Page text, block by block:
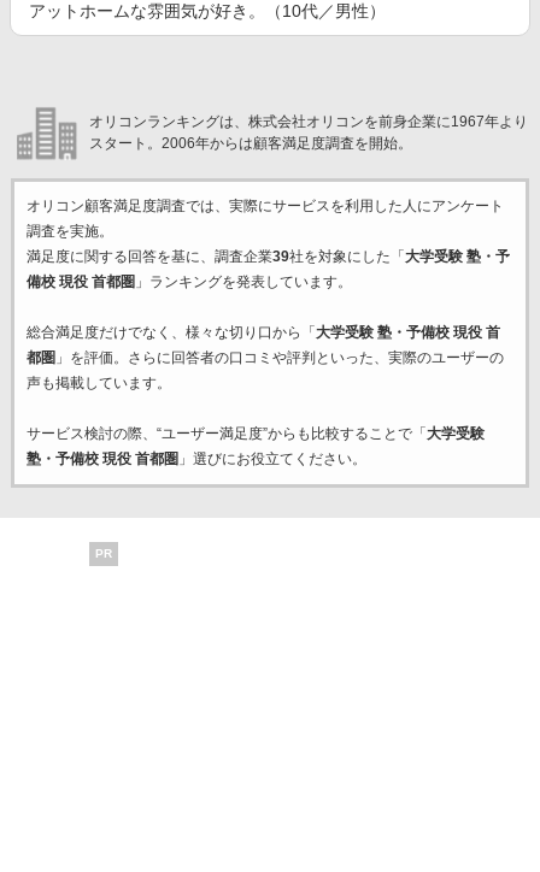
アットホームな雰囲気が好き。（10代／男性）
オリコンランキングは、株式会社オリコンを前身企業に1967年より
スタート。2006年からは顧客満足度調査を開始。
オリコン顧客満足度調査では、実際にサービスを利用した 人にアンケート
調査を実施。
満足度に関する回答を基に、調査企業39社を対象にした「 大学受験 塾・予
備校 現役 首都圏 」ランキングを発表しています。
総合満足度だけでなく、様々な切り口から「 大学受験 塾・予備校 現役 首
都圏 」を評価。さらに回答者の口コミや評判といった、実際のユーザーの
声も掲載しています。
サービス検討の際、“ユーザー満足度”からも比較することで「 大学受験
塾・予備校 現役 首都圏 」選びにお役立てください。
PR